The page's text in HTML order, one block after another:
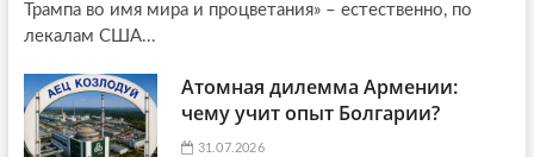
Трампа во имя мира и процветания» – естественно, по
лекалам США...
Атомная дилемма Армении:
чему учит опыт Болгарии?
31.07.2026